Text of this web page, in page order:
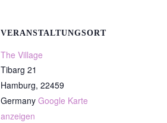
VERANSTALTUNGSORT
The Village
Tibarg 21
Hamburg, 22459
Germany Google Karte
anzeigen